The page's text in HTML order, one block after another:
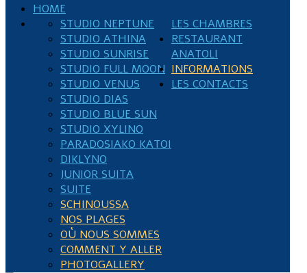
HOME
LES CHAMBRES
STUDIO NEPTUNE
STUDIO ATHINA
STUDIO SUNRISE
STUDIO FULL MOON
STUDIO VENUS
STUDIO DIAS
STUDIO BLUE SUN
STUDIO XYLINO
PARADOSIAKO KATOI
DIKLYNO
JUNIOR SUITA
SUITE
RESTAURANT
ANATOLI
INFORMATIONS
SCHINOUSSA
NOS PLAGES
OÙ NOUS SOMMES
COMMENT Y ALLER
PHOTOGALLERY
LES CONTACTS